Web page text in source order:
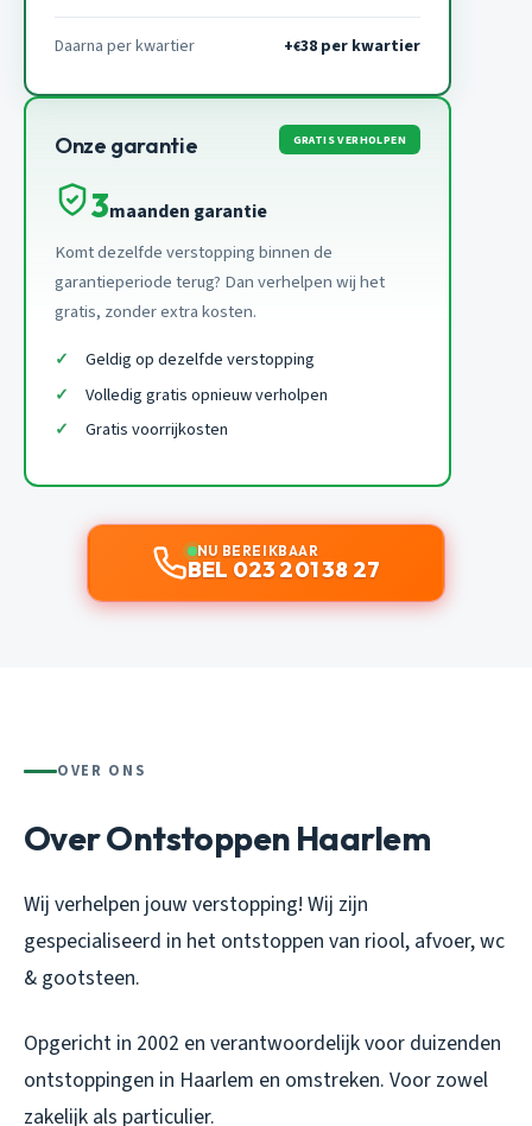
Daarna per kwartier +€38 per kwartier
Onze garantie GRATIS VERHOLPEN
3maanden garantie
Komt dezelfde verstopping binnen de
garantieperiode terug? Dan verhelpen wij het
gratis, zonder extra kosten.
Geldig op dezelfde verstopping
Volledig gratis opnieuw verholpen
Gratis voorrijkosten
NU BEREIKBAAR
BEL 023 201 38 27
OVER ONS
Over Ontstoppen Haarlem
Wij verhelpen jouw verstopping! Wij zijn
gespecialiseerd in het ontstoppen van riool, afvoer, wc
& gootsteen.
Opgericht in 2002 en verantwoordelijk voor duizenden
ontstoppingen in Haarlem en omstreken. Voor zowel
zakelijk als particulier.